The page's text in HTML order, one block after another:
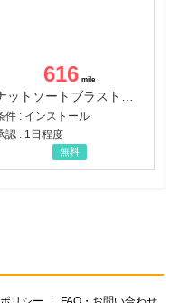
616
件 : インストール
認 : 1日程度
無料